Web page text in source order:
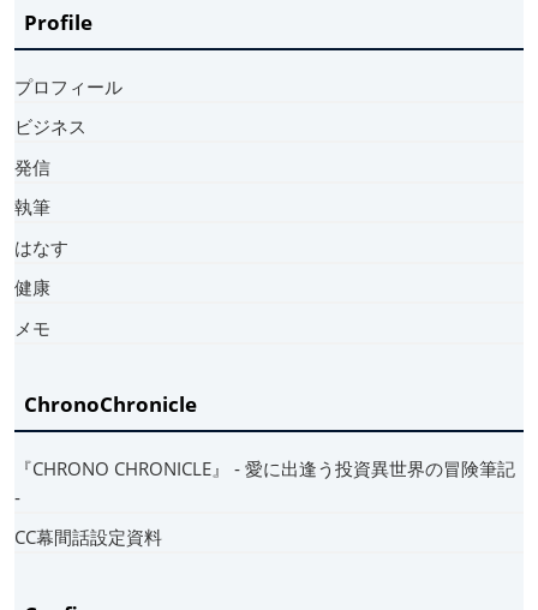
Profile
プロフィール
ビジネス
発信
執筆
はなす
健康
メモ
ChronoChronicle
『CHRONO CHRONICLE』 ‐ 愛に出逢う投資異世界の冒険筆記
‐
CC幕間話設定資料